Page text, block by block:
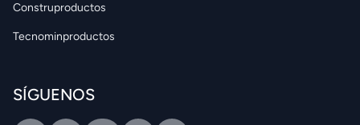
Construproductos
Tecnominproductos
SÍGUENOS